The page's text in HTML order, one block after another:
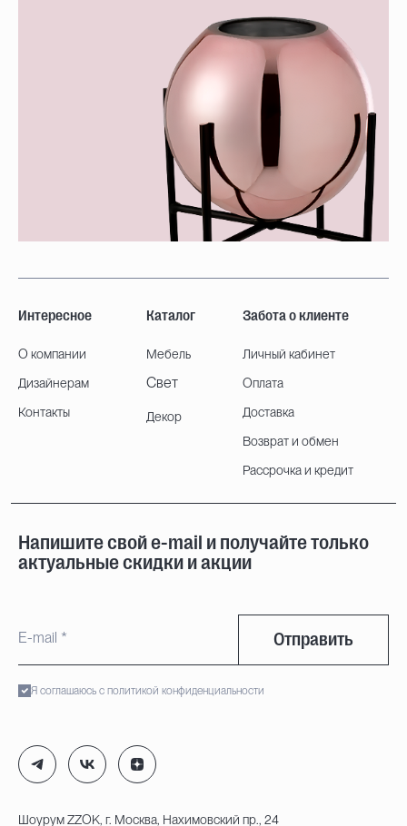
Интересное
О компании
Дизайнерам
Контакты
Каталог
Мебель
Свет
Декор
Забота о клиенте
Личный кабинет
Оплата
Доставка
Возврат и обмен
Рассрочка и кредит
Напишите свой e-mail и получайте только
актуальные скидки и акции
Отправить
Я соглашаюсь с политикой конфиденциальности
Шоурум ZZOK, г. Москва, Нахимовский пр., 24